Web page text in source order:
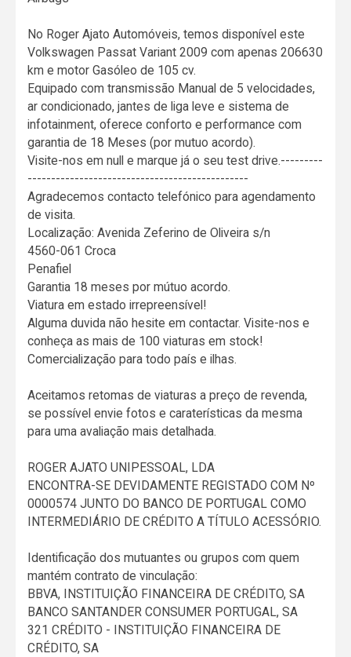
No Roger Ajato Automóveis, temos disponível este
Volkswagen Passat Variant 2009 com apenas 206630
km e motor Gasóleo de 105 cv.
Equipado com transmissão Manual de 5 velocidades,
ar condicionado, jantes de liga leve e sistema de
infotainment, oferece conforto e performance com
garantia de 18 Meses (por mutuo acordo).
Visite-nos em null e marque já o seu test drive.---------
-----------------------------------------------
Agradecemos contacto telefónico para agendamento
de visita.
Localização: Avenida Zeferino de Oliveira s/n
4560-061 Croca
Penafiel
Garantia 18 meses por mútuo acordo.
Viatura em estado irrepreensível!
Alguma duvida não hesite em contactar. Visite-nos e
conheça as mais de 100 viaturas em stock!
Comercialização para todo país e ilhas.
Aceitamos retomas de viaturas a preço de revenda,
se possível envie fotos e caraterísticas da mesma
para uma avaliação mais detalhada.
ROGER AJATO UNIPESSOAL, LDA
ENCONTRA-SE DEVIDAMENTE REGISTADO COM Nº
0000574 JUNTO DO BANCO DE PORTUGAL COMO
INTERMEDIÁRIO DE CRÉDITO A TÍTULO ACESSÓRIO.
Identificação dos mutuantes ou grupos com quem
mantém contrato de vinculação:
BBVA, INSTITUIÇÃO FINANCEIRA DE CRÉDITO, SA
BANCO SANTANDER CONSUMER PORTUGAL, SA
321 CRÉDITO - INSTITUIÇÃO FINANCEIRA DE
CRÉDITO, SA